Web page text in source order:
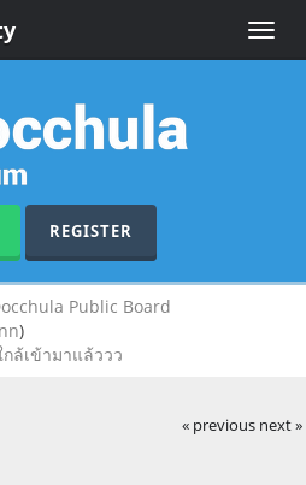
Toggle
REGISTER
Public Board
)
ล้เข้ามาแล้ววว
« previous next »